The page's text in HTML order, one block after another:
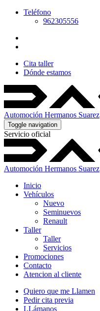
Teléfono
962305556
Cita taller
Dónde estamos
Automoción Hermanos Suarez
Toggle navigation
Servicio oficial
Automoción Hermanos Suarez
Inicio
Vehículos
Nuevo
Seminuevos
Renault
Taller
Taller
Servicios
Promociones
Contacto
Atencion al cliente
Quiero que me Llamen
Pedir cita previa
LLámanos